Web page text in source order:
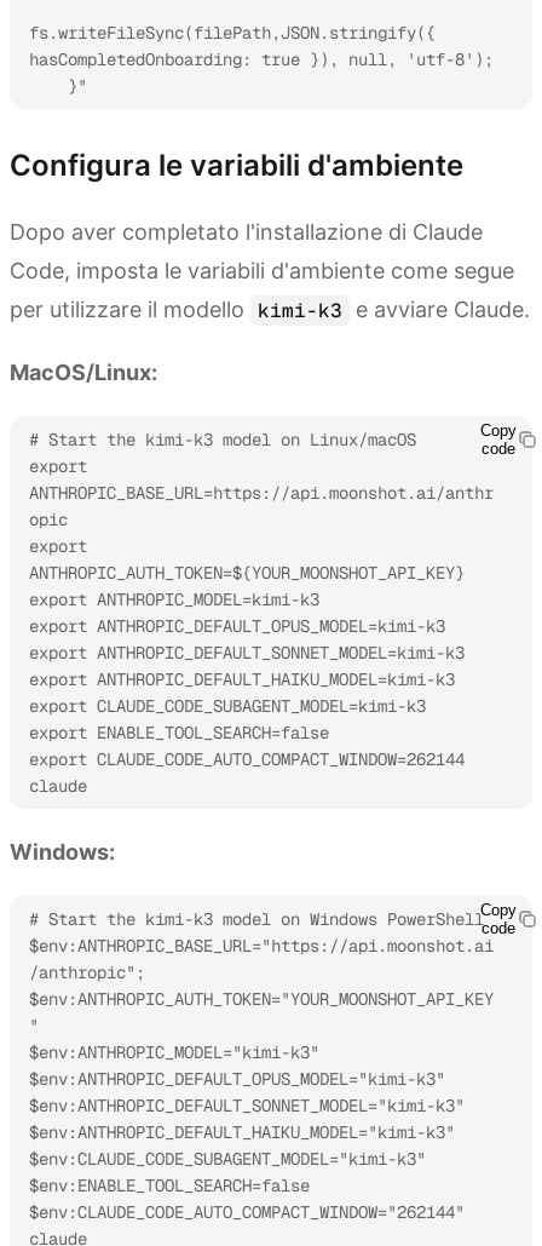
fs.writeFileSync(filePath,JSON.stringify({
hasCompletedOnboarding: true }), null, 'utf-8');
    }"
Configura le variabili d'ambiente
Dopo aver completato l'installazione di Claude
Code, imposta le variabili d'ambiente come segue
per utilizzare il modello
kimi-k3 e avviare Claude.
MacOS/Linux:
# Start the kimi-k3 model on Linux/macOS
export
ANTHROPIC_BASE_URL=https://api.moonshot.ai/anthr
opic
export
ANTHROPIC_AUTH_TOKEN=${YOUR_MOONSHOT_API_KEY}
export ANTHROPIC_MODEL=kimi-k3
export ANTHROPIC_DEFAULT_OPUS_MODEL=kimi-k3
export ANTHROPIC_DEFAULT_SONNET_MODEL=kimi-k3
export ANTHROPIC_DEFAULT_HAIKU_MODEL=kimi-k3
export CLAUDE_CODE_SUBAGENT_MODEL=kimi-k3
export ENABLE_TOOL_SEARCH=false
export CLAUDE_CODE_AUTO_COMPACT_WINDOW=262144
claude
Copy
code
Windows:
# Start the kimi-k3 model on Windows PowerShell
$env:ANTHROPIC_BASE_URL="https://api.moonshot.ai
/anthropic";
$env:ANTHROPIC_AUTH_TOKEN="YOUR_MOONSHOT_API_KEY
"
$env:ANTHROPIC_MODEL="kimi-k3"
$env:ANTHROPIC_DEFAULT_OPUS_MODEL="kimi-k3"
$env:ANTHROPIC_DEFAULT_SONNET_MODEL="kimi-k3"
$env:ANTHROPIC_DEFAULT_HAIKU_MODEL="kimi-k3"
$env:CLAUDE_CODE_SUBAGENT_MODEL="kimi-k3"
$env:ENABLE_TOOL_SEARCH=false
$env:CLAUDE_CODE_AUTO_COMPACT_WINDOW="262144"
claude
Copy
code